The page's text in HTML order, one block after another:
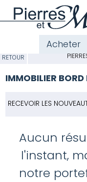
Acheter
RETOUR
IMMOBILIER
RECEVOIR LES
Aucun
l'instant,
notre